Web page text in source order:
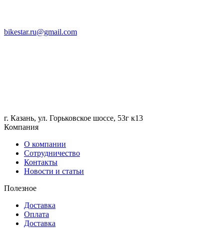
bikestar.ru@gmail.com
г. Казань, ул. Горьковское шоссе, 53г к13
Компания
О компании
Сотрудничество
Контакты
Новости и статьи
Полезное
Доставка
Оплата
Доставка